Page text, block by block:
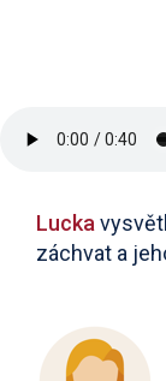
Lucka
záchvat a